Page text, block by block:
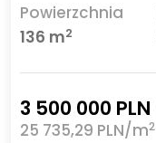
Powierzchnia
136 m2
3 500 000 PLN
25 735,29 PLN/m2